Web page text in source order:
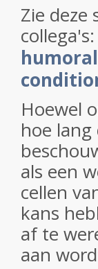
Zie deze
collega's:
humoral
Hoewel
hoe
als een
cellen
kans
af te
aan